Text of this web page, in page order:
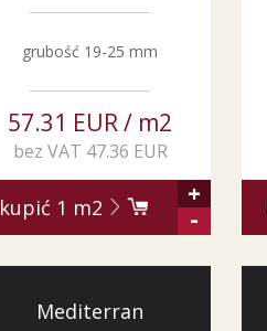
grubość 19-25 mm
57.31 EUR / m2
bez VAT 47.36 EUR
kupić 1 m2
+
-
Mediterran